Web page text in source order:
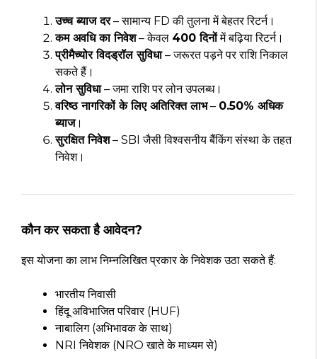
उच्च ब्याज दर– सामान्य FD की तुलना में बेहतर रिटर्न।
कम अवधि का निवेश– केवल 400 दिनोंमें बढ़िया रिटर्न।
प्रीमैच्योर विदड्रॉल सुविधा– जरूरत पड़ने पर राशि निकाल
सकते हैं।
लोन सुविधा– जमा राशि पर लोन उपलब्ध।
वरिष्ठ नागरिकों के लिए अतिरिक्त लाभ– 0.50% अधिक
ब्याज।
सुरक्षित निवेश– SBI जैसी विश्वसनीय बैंकिंग संस्था के तहत
निवेश।
कौन कर सकता है आवेदन?
इस योजना का लाभ निम्नलिखित प्रकार के निवेशक उठा सकते हैं:
भारतीय निवासी
हिंदू अविभाजित परिवार (HUF)
नाबालिग (अभिभावक के साथ)
NRI निवेशक (NRO खाते के माध्यम से)